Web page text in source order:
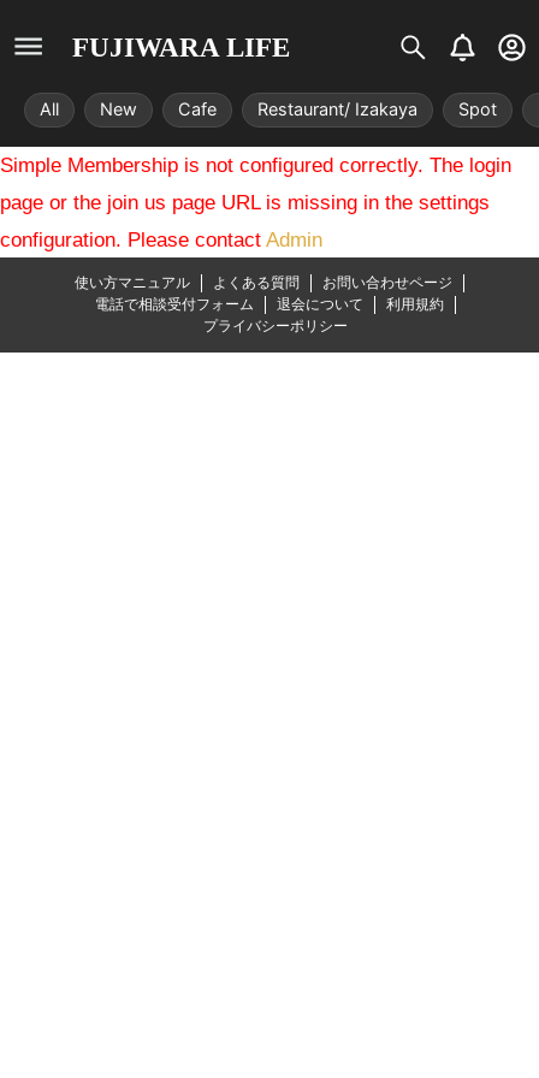
FUJIWARA LIFE
S
i
s
t
r
i
x
B
e
l
l
U
s
r
-
c
c
All New Cafe Restaurant/ Izakaya Spot
Simple Membership is not configured correctly. The login
page or the join us page URL is missing in the settings
configuration. Please contact Admin
使い方マニュアル よくある質問
お問い合わせページ
電話で相談受付フォーム
退会について
利用規約
プライバシーポリシー